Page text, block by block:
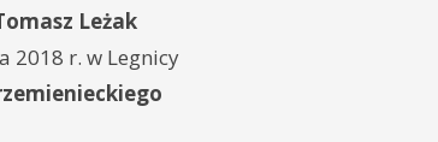
Leżak
2018 r. w Legnicy